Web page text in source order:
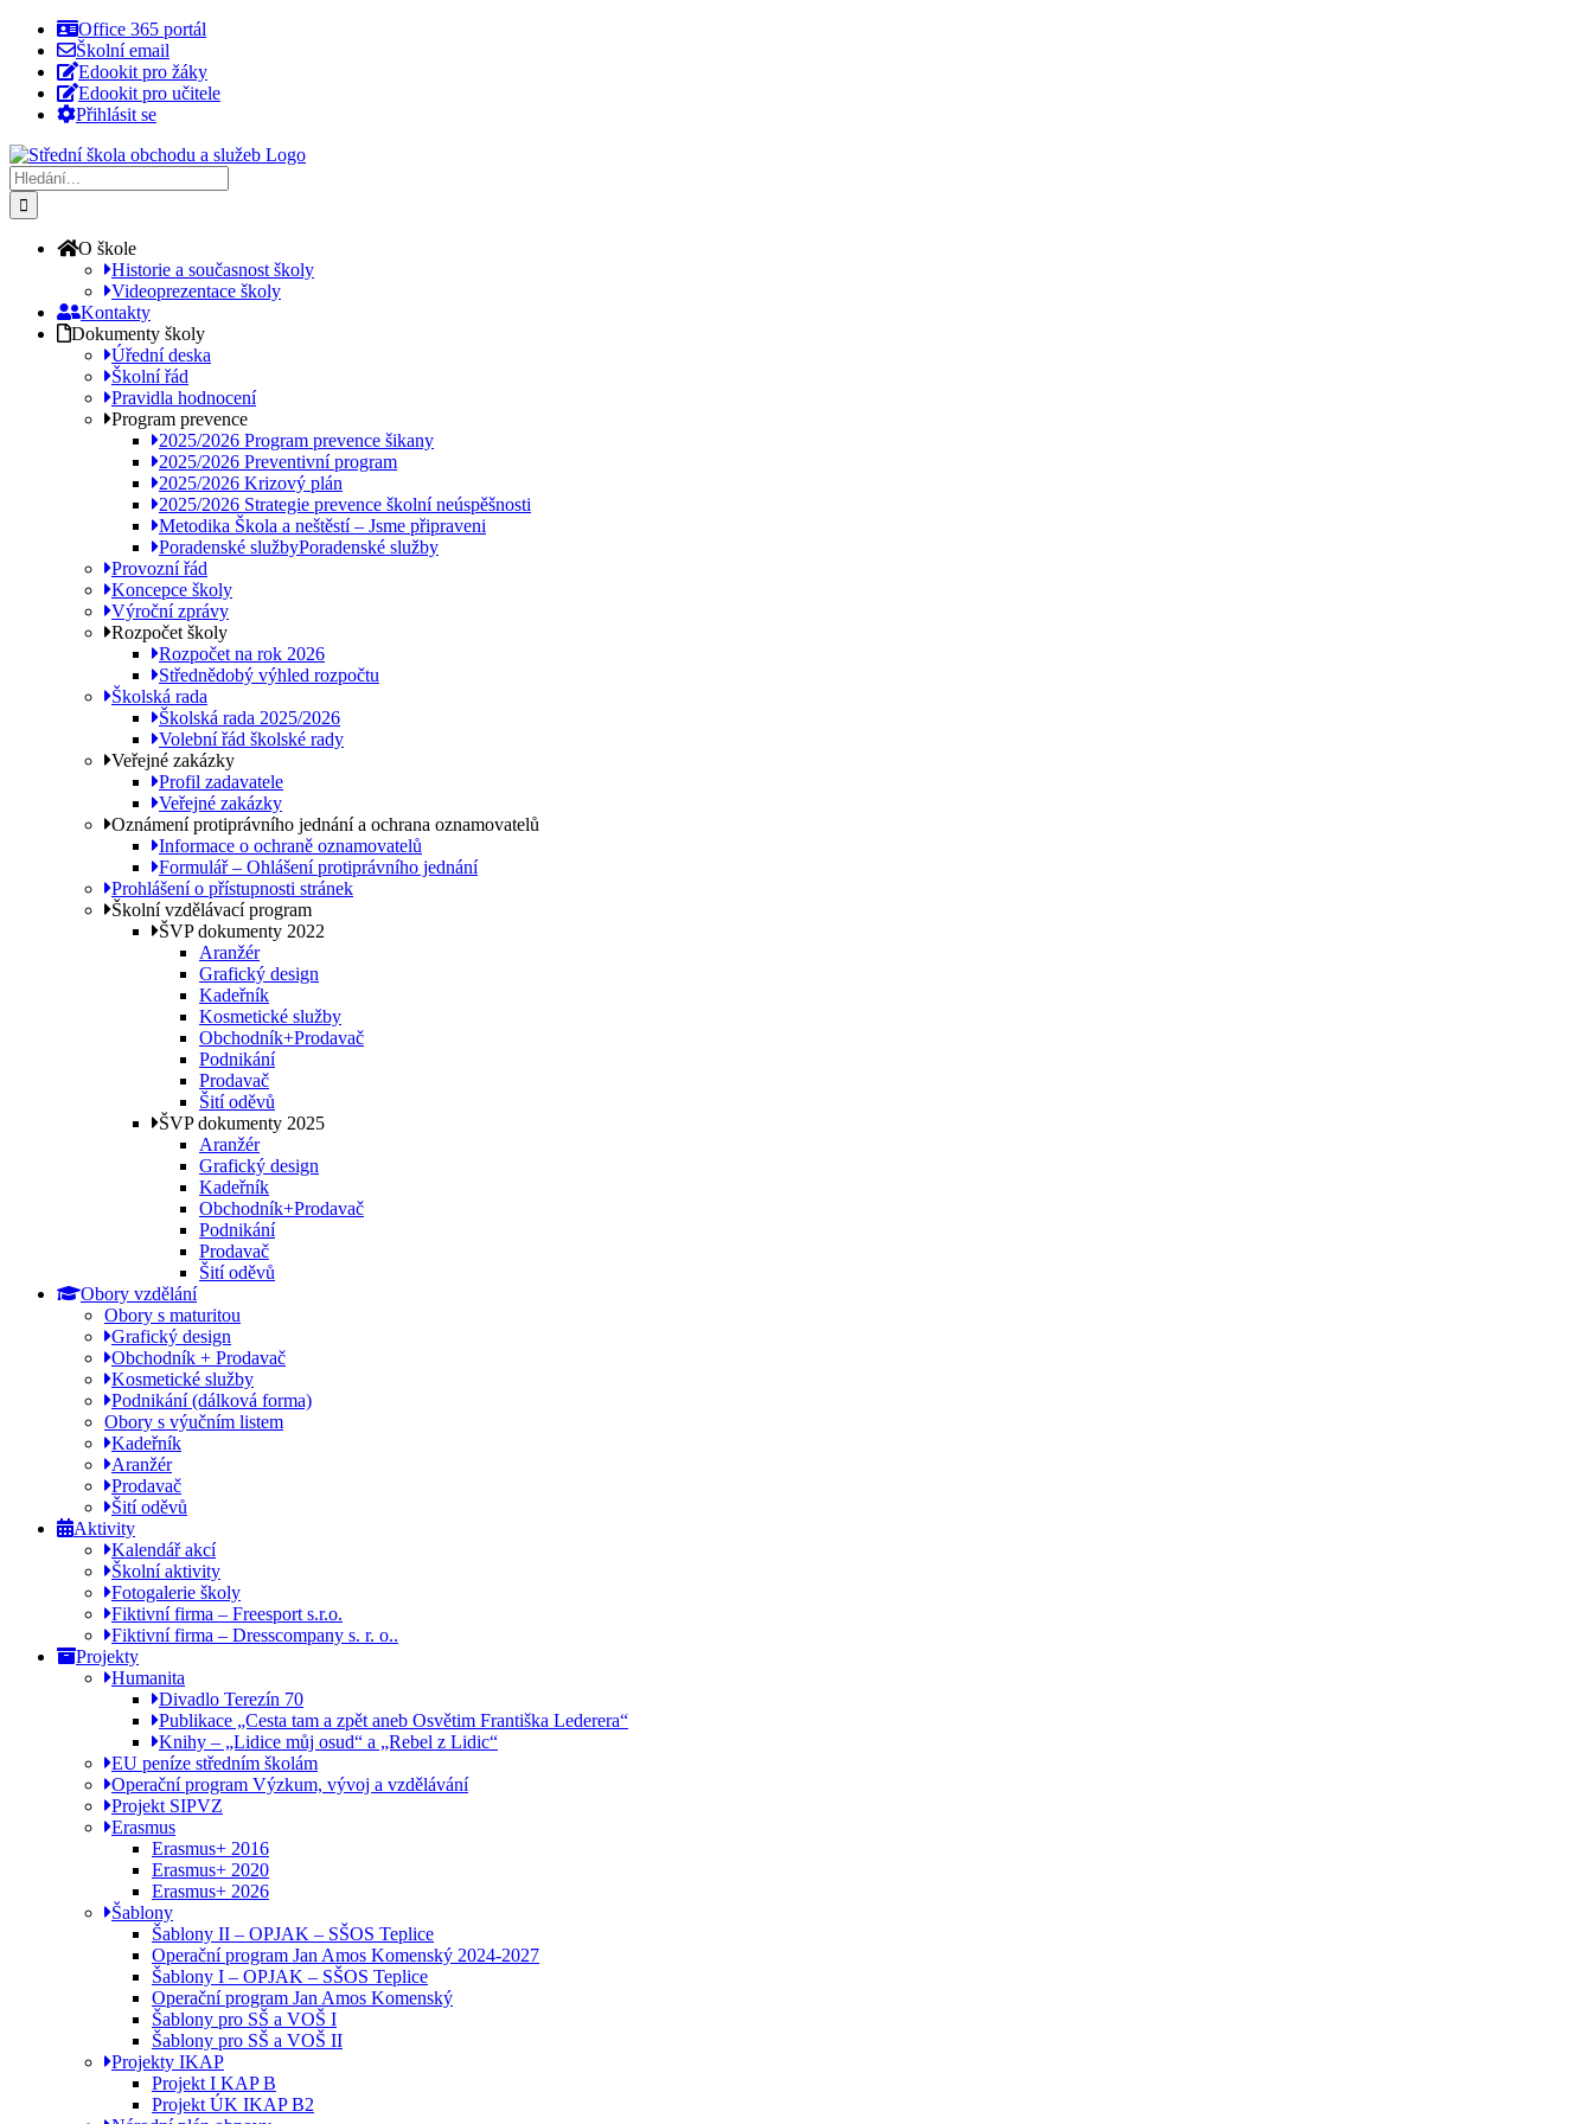
Přeskočit
obsah
Office 365 portál
Školní email
Edookit pro žáky
Edookit pro učitele
Přihlásit se
Hledat:
O škole
Historie a současnost školy
Videoprezentace školy
Kontakty
Dokumenty školy
Úřední deska
Školní řád
Pravidla hodnocení
Program prevence
2025/2026 Program prevence šikany
2025/2026 Preventivní program
2025/2026 Krizový plán
2025/2026 Strategie prevence školní neúspěšnosti
Metodika Škola a neštěstí – Jsme připraveni
Poradenské službyPoradenské služby
Provozní řád
Koncepce školy
Výroční zprávy
Rozpočet školy
Rozpočet na rok 2026
Střednědobý výhled rozpočtu
Školská rada
Školská rada 2025/2026
Volební řád školské rady
Veřejné zakázky
Profil zadavatele
Veřejné zakázky
Oznámení protiprávního jednání a ochrana oznamovatelů
Informace o ochraně oznamovatelů
Formulář – Ohlášení protiprávního jednání
Prohlášení o přístupnosti stránek
Školní vzdělávací program
ŠVP dokumenty 2022
Aranžér
Grafický design
Kadeřník
Kosmetické služby
Obchodník+Prodavač
Podnikání
Prodavač
Šití oděvů
ŠVP dokumenty 2025
Aranžér
Grafický design
Kadeřník
Obchodník+Prodavač
Podnikání
Prodavač
Šití oděvů
Obory vzdělání
Obory s maturitou
Grafický design
Obchodník + Prodavač
Kosmetické služby
Podnikání (dálková forma)
Obory s výučním listem
Kadeřník
Aranžér
Prodavač
Šití oděvů
Aktivity
Kalendář akcí
Školní aktivity
Fotogalerie školy
Fiktivní firma – Freesport s.r.o.
Fiktivní firma – Dresscompany s. r. o..
Projekty
Humanita
Divadlo Terezín 70
Publikace „Cesta tam a zpět aneb Osvětim Františka Lederera“
Knihy – „Lidice můj osud“ a „Rebel z Lidic“
EU peníze středním školám
Operační program Výzkum, vývoj a vzdělávání
Projekt SIPVZ
Erasmus
Erasmus+ 2016
Erasmus+ 2020
Erasmus+ 2026
Šablony
Šablony II – OPJAK – SŠOS Teplice
Operační program Jan Amos Komenský 2024-2027
Šablony I – OPJAK – SŠOS Teplice
Operační program Jan Amos Komenský
Šablony pro SŠ a VOŠ I
Šablony pro SŠ a VOŠ II
Projekty IKAP
Projekt I KAP B
Projekt ÚK IKAP B2